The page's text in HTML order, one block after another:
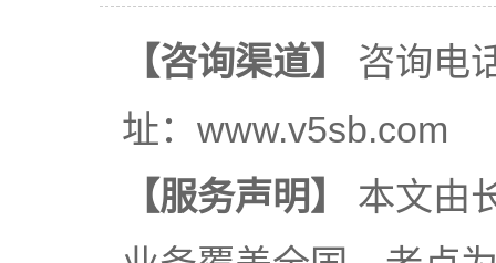
【咨询渠道】
咨询电
址：www.v5sb.com
【服务声明】
本文由